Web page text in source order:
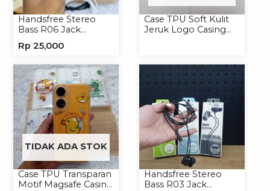
Handsfree Stereo
Bass R06 Jack
Headset Headphone
Rp 25,000
Case TPU Soft Kulit
Jeruk Logo Casing
TIDAK ADA STOK
Case TPU Transparan
Motif Magsafe Casing
Handsfree Stereo
Bass R03 Jack